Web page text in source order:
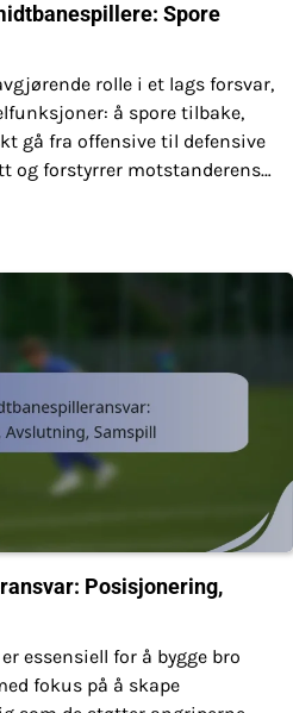
Spore
rolle i et lags forsvar,
å spore tilbake,
gå fra offensive til defensive
og forstyrrer motstanderens…
Posisjonering,
essensiell for å bygge bro
fokus på å skape